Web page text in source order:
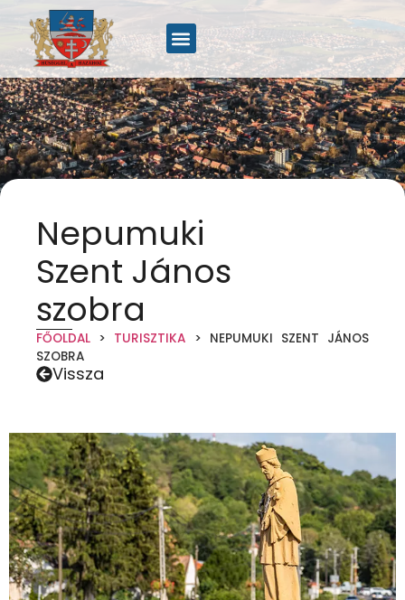
Nepumuki
Szent János
szobra
FŐOLDAL > TURISZTIKA > NEPUMUKI SZENT JÁNOS
SZOBRA
Vissza